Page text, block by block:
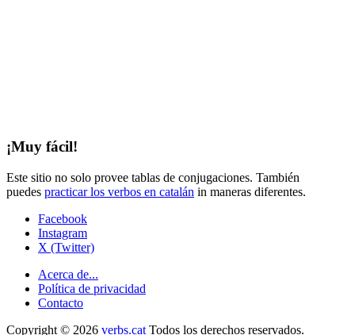
¡Muy fácil!
Este sitio no solo provee tablas de conjugaciones. También
puedes practicar los verbos en catalán in maneras diferentes.
Facebook
Instagram
X (Twitter)
Acerca de...
Política de privacidad
Contacto
Copyright © 2026 verbs.cat Todos los derechos reservados.